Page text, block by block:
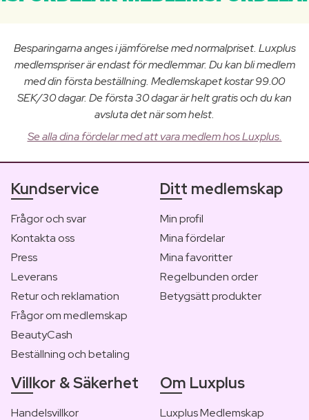
Besparingarna anges i jämförelse med normalpriset. Luxplus
medlemspriser är endast för medlemmar. Du kan bli medlem
med din första beställning. Medlemskapet kostar 99.00
SEK/30 dagar. De första 30 dagar är helt gratis och du kan
avsluta det när som helst.
Se alla dina fördelar med att vara medlem hos Luxplus.
Kundservice
Frågor och svar
Kontakta oss
Press
Leverans
Retur och reklamation
Frågor om medlemskap
BeautyCash
Beställning och betaling
Ditt medlemskap
Min profil
Mina fördelar
Mina favoritter
Regelbunden order
Betygsätt produkter
Villkor & Säkerhet
Handelsvillkor
Om Luxplus
Luxplus Medlemskap